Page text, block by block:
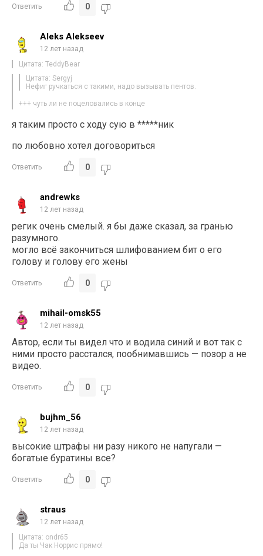
Ответить 0
Aleks Alekseev
12 лет назад
Цитата: TeddyBear
Цитата: Sergyj
Нефиг ручкаться с такими, надо вызывать пентов.
+++ чуть ли не поцеловались в конце
я таким просто с ходу сую в *****ник
по любовно хотел договориться
Ответить 0
andrewks
12 лет назад
регик очень смелый. я бы даже сказал, за гранью
разумного.
могло всё закончиться шлифованием бит о его
голову и голову его жены
Ответить 0
mihail-omsk55
12 лет назад
Автор, если ты видел что и водила синий и вот так с
ними просто расстался, пообнимавшись — позор а не
видео.
Ответить 0
bujhm_56
12 лет назад
высокие штрафы ни разу никого не напугали —
богатые буратины все?
Ответить 0
straus
12 лет назад
Цитата: ondr65
Да ты Чак Норрис прямо!